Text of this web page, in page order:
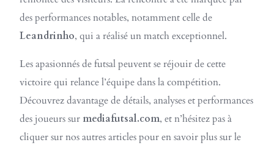
des performances notables, notamment celle de
Leandrinho, qui a réalisé un match exceptionnel.
Les apasionnés de futsal peuvent se réjouir de cette
victoire qui relance l’équipe dans la compétition.
Découvrez davantage de détails, analyses et performances
des joueurs sur mediafutsal.com, et n’hésitez pas à
cliquer sur nos autres articles pour en savoir plus sur le